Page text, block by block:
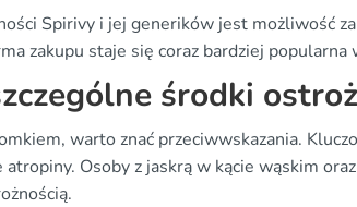
Spirivy i jej generików jest możliwość
zakupu staje się coraz bardziej popularna
środki
warto znać przeciwwskazania.
Osoby z jaskrą w kącie wąskim